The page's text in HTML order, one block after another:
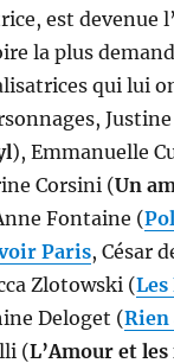
est devenue
la plus
qui lui
), Emmanuelle
Corsini (Un
Fontaine (
Paris, César
Zlotowski (
Deloget (Rien
(L’Amour et